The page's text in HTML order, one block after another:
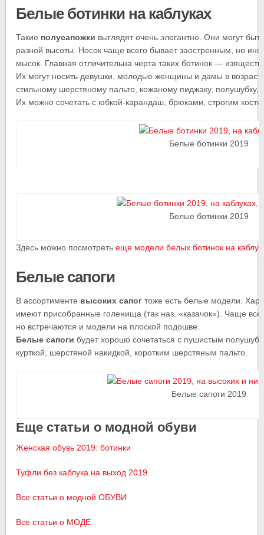
Белые ботинки на каблуках
Такие полусапожки выглядят очень элегантно. Они могут
разной высоты. Носок чаще всего бывает заостренным, но
мысок. Главная отличительна черта таких ботинок —
Их могут носить девушки, молодые женщины и дамы в
стильному шерстяному пальто, кожаному пиджаку,
Их можно сочетать с юбкой-карандаш, брюками, строгим
Белые ботинки 2019
Белые ботинки 2019
Здесь можно посмотретьеще модели белых ботинок на
Белые сапоги
В ассортименте высоких сапог тоже есть белые модели.
имеют присобранные голенища (так наз. «казачок»). Чаще
но встречаются и модели на плоской подошве.
Белые сапоги будет хорошо сочетаться с пушистым
курткой, шерстяной накидкой, коротким шерстяным пальто.
Белые сапоги 2019
Еще статьи о модной обуви
Женская обувь 2019: ботинки
Туфли без каблука на выход 2019
Все статьи о модной ОБУВИ
Все статьи о МОДЕ